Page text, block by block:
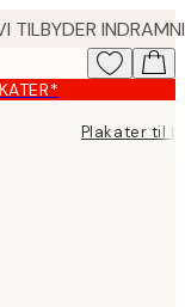
Plakater til